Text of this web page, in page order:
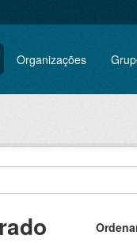
Organizações